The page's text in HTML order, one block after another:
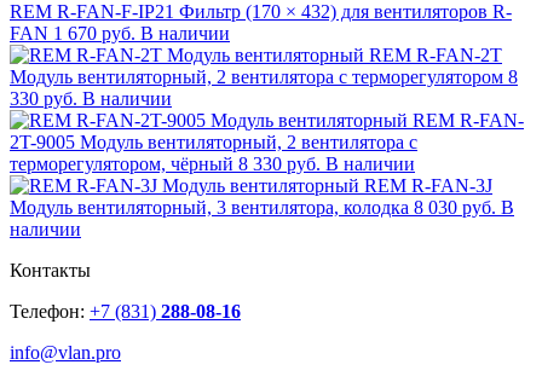
REM R-FAN-F-IP21 Фильтр (170 × 432) для вентиляторов R-
FAN 1 670 руб. В наличии
REM R-FAN-2T
Модуль вентиляторный, 2 вентилятора с терморегулятором 8
330 руб. В наличии
REM R-FAN-
2T-9005 Модуль вентиляторный, 2 вентилятора с
терморегулятором, чёрный 8 330 руб. В наличии
REM R-FAN-3J
Модуль вентиляторный, 3 вентилятора, колодка 8 030 руб. В
наличии
Контакты
Телефон: +7 (831) 288-08-16
info@vlan.pro